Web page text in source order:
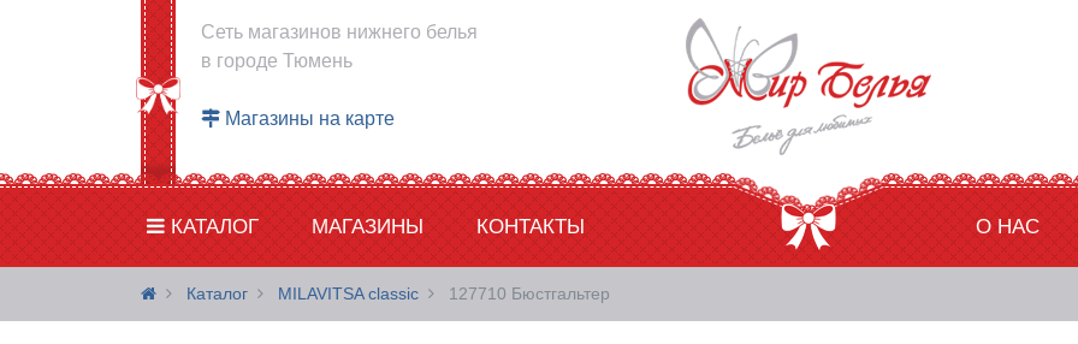
Сеть магазинов нижнего белья
в городе Тюмень
Магазины на карте
КАТАЛОГ МАГАЗИНЫ КОНТАКТЫ О НАС
Каталог MILAVITSA classic 127710 Бюстгальтер